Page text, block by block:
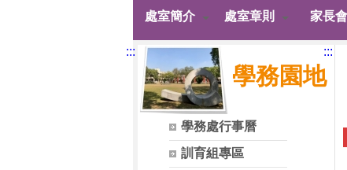
處室簡介 處室章則 家長會
:::
學務園地
學務處行事曆
訓育組專區
:::